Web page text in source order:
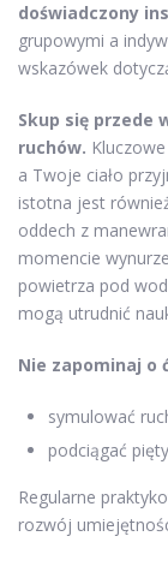
doświadczony
grupowymi a
wskazówek
Skup się przede
ruchów.
a Twoje ciało
istotna jest
oddech z
momencie
powietrza pod
mogą utrudnić
Nie zapominaj o
symulować
podciągać
Regularne
rozwój